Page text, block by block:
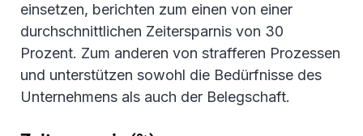
einsetzen, berichten zum einen von einer
durchschnittlichen Zeitersparnis von 30
Prozent. Zum anderen von strafferen Prozessen
und unterstützen sowohl die Bedürfnisse des
Unternehmens als auch der Belegschaft.